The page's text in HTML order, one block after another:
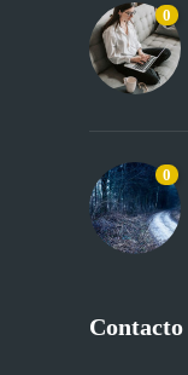
0
0
Contacto